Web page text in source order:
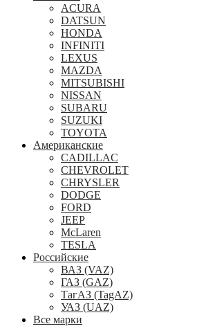
ACURA
DATSUN
HONDA
INFINITI
LEXUS
MAZDA
MITSUBISHI
NISSAN
SUBARU
SUZUKI
TOYOTA
Американские
CADILLAC
CHEVROLET
CHRYSLER
DODGE
FORD
JEEP
McLaren
TESLA
Российские
ВАЗ (VAZ)
ГАЗ (GAZ)
ТагАЗ (TagAZ)
УАЗ (UAZ)
Все марки